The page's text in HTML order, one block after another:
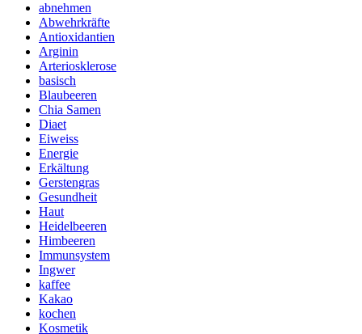
abnehmen
Abwehrkräfte
Antioxidantien
Arginin
Arteriosklerose
basisch
Blaubeeren
Chia Samen
Diaet
Eiweiss
Energie
Erkältung
Gerstengras
Gesundheit
Haut
Heidelbeeren
Himbeeren
Immunsystem
Ingwer
kaffee
Kakao
kochen
Kosmetik